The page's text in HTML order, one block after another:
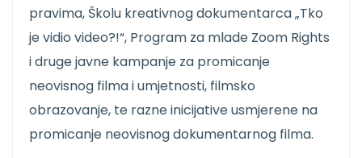
pravima, Školu kreativnog dokumentarca „Tko
je vidio video?!“, Program za mlade Zoom Rights
i druge javne kampanje za promicanje
neovisnog filma i umjetnosti, filmsko
obrazovanje, te razne inicijative usmjerene na
promicanje neovisnog dokumentarnog filma.